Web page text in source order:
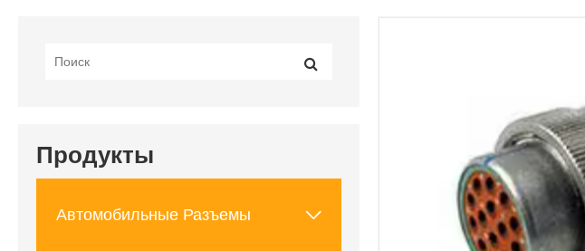
Продукты
Автомобильные Разъемы 